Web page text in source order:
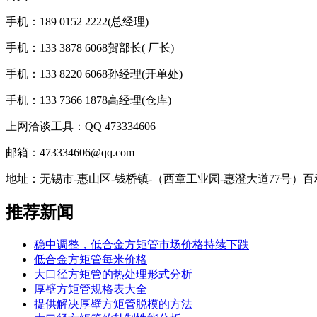
手机：189 0152 2222(总经理)
手机：133 3878 6068贺部长( 厂长)
手机：133 8220 6068孙经理(开单处)
手机：133 7366 1878高经理(仓库)
上网洽谈工具：QQ 473334606
邮箱：473334606@qq.com
地址：无锡市-惠山区-钱桥镇-（西章工业园-惠澄大道77号）
推荐新闻
稳中调整，低合金方矩管市场价格持续下跌
低合金方矩管每米价格
大口径方矩管的热处理形式分析
厚壁方矩管规格表大全
提供解决厚壁方矩管脱模的方法